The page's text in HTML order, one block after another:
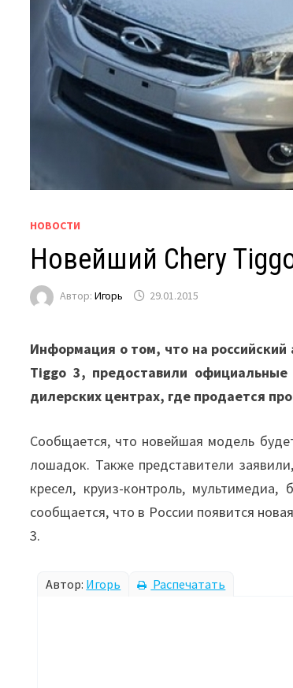
НОВОСТИ
Новейший Chery
Автор:Игорь 29.01.2015
Информация о том, что на российский
Tiggo 3, предоставили
дилерских центрах, где продается
Сообщается, что новейшая модель
лошадок. Также представители
кресел, круиз-контроль,
сообщается, что в России появится
3.
Автор: Игорь Распечатать